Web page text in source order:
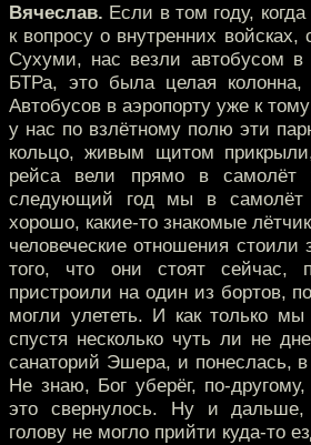
Вячеслав. Если в том году,
к вопросу о внутренних
Сухуми, нас везли автобусом в
БТРа, это была целая колонна,
Автобусов в аэропорту уже к
у нас по взлётному полю эти
кольцо, живым щитом
рейса вели прямо в
следующий год мы в самолёт
хорошо, какие-то знакомые
человеческие отношения стоили
того, что они стоят сейчас,
пристроили на один из бортов,
могли улететь. И как только мы
спустя несколько чуть ли не
санаторий Эшера, и понеслась,
Не знаю, Бог уберёг, по-
это свернулось. Ну и дальше,
голову не могло прийти куда-то